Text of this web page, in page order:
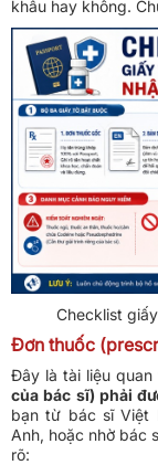
khẩu hay không.
Checklist
Đơn thuốc
Đây là tài liệu quan
của bác sĩ) phải
bạn từ bác sĩ Việt
Anh, hoặc nhờ bác
rõ: